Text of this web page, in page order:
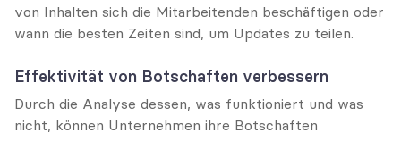
von Inhalten sich die Mitarbeitenden beschäftigen oder
wann die besten Zeiten sind, um Updates zu teilen.
Effektivität von Botschaften verbessern
Durch die Analyse dessen, was funktioniert und was
nicht, können Unternehmen ihre Botschaften